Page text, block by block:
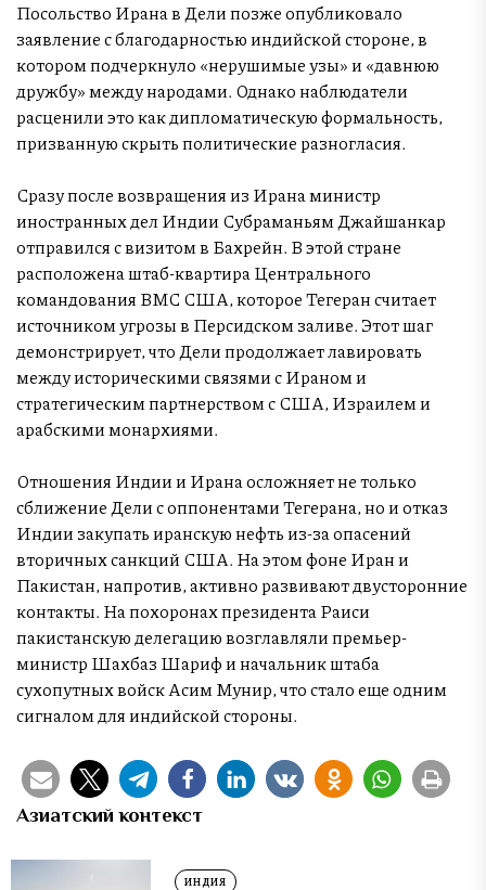
Посольство Ирана в Дели позже опубликовало
заявление с благодарностью индийской стороне, в
котором подчеркнуло «нерушимые узы» и «давнюю
дружбу» между народами. Однако наблюдатели
расценили это как дипломатическую формальность,
призванную скрыть политические разногласия.
Сразу после возвращения из Ирана министр
иностранных дел Индии Субраманьям Джайшанкар
отправился с визитом в Бахрейн. В этой стране
расположена штаб-квартира Центрального
командования ВМС США, которое Тегеран считает
источником угрозы в Персидском заливе. Этот шаг
демонстрирует, что Дели продолжает лавировать
между историческими связями с Ираном и
стратегическим партнерством с США, Израилем и
арабскими монархиями.
Отношения Индии и Ирана осложняет не только
сближение Дели с оппонентами Тегерана, но и отказ
Индии закупать иранскую нефть из-за опасений
вторичных санкций США. На этом фоне Иран и
Пакистан, напротив, активно развивают двусторонние
контакты. На похоронах президента Раиси
пакистанскую делегацию возглавляли премьер-
министр Шахбаз Шариф и начальник штаба
сухопутных войск Асим Мунир, что стало еще одним
сигналом для индийской стороны.
Азиатский контекст
ИНДИЯ